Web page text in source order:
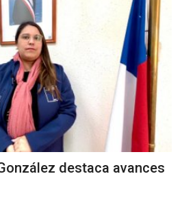
destaca avances